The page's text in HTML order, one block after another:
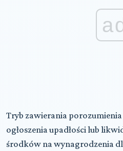
Tryb zawierania
ogłoszenia upadłości lub
środków na wynagrodzenia